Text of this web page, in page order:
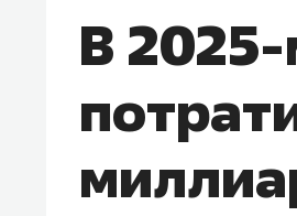
В
Как
чем